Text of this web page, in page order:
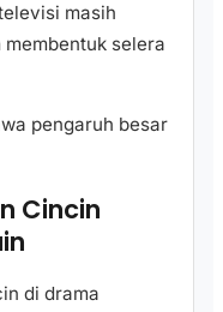
masih
selera
pengaruh besar
Cincin
di drama